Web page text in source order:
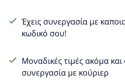
Έχεις συνεργασία με
κωδικό σου!
Μοναδικές τιμές ακόμα και
συνεργασία με κούριερ